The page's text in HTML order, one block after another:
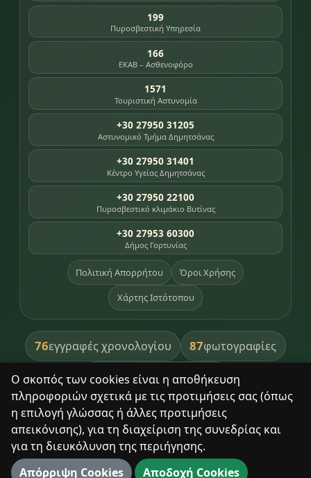
Ο σκοπός των cookies είναι η αποθήκευση
πληροφοριών σχετικά με τις προτιμήσεις σας (όπως
η επιλογή γλώσσας ή άλλες προτιμήσεις
απεικόνισης), για τη διαχείριση της συνεδρίας και
για τη διευκόλυνση της περιήγησης.
Απόρριψη Cookies
Αποδοχή Cookies
199
Πυροσβεστική Υπηρεσία
166
ΕΚΑΒ – Ασθενοφόρο
1571
Τουριστική Αστυνομία
+30 27950 31205
Αστυνομικό Τμήμα Δημητσάνας
+30 27950 31401
Κέντρο Υγείας Δημητσάνας
+30 27950 22100
Πυροσβεστικό κλιμάκιο Βυτίνας
+30 27953 60300
Δήμος Γορτυνίας
Πολιτική Απορρήτου Όροι Χρήσης
Χάρτης Ιστότοπου
76εγγραφές χρονολογίου 87φωτογραφίες
391βιβλία βιβλιοθήκης
8σημεία κληρονομιάς
Με σεβασμό στον τόπο και τους ανθρώπους του.
© 2025 Δημητσάνα. Με επιφύλαξη παντός δικαιώματος.